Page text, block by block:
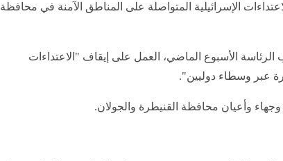
الإسرائيلية المتواصلة على المناطق الآمنة في محافظة
الأسبوع الماضي، العمل على إيقاف "الاعتداءات
عبر وسطاء دوليين".
وأعيان محافظة القنيطرة والجولان.